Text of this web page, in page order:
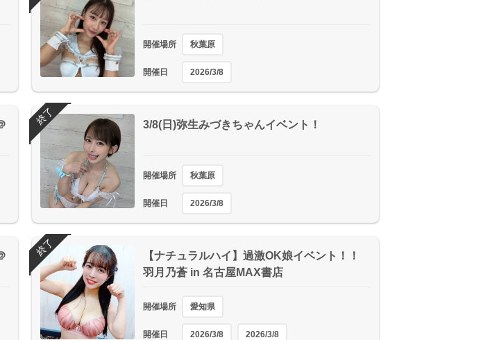
開催場所 秋葉原
開催日 2026/3/8
3/8(日)弥生みづきちゃんイベント！
開催場所 秋葉原
開催日 2026/3/8
終了
【ナチュラルハイ】過激OK娘イベント！！
羽月乃蒼 in 名古屋MAX書店
開催場所 愛知県
開催日 2026/3/8 2026/3/8
終了